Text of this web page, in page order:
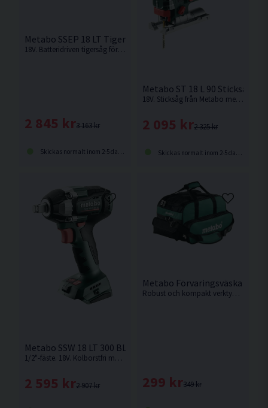
Metabo SSEP 18 LT Tigersåg 18V
18V. Batteridriven tigersåg för universell användning med vinklat Softgrip-handtag för hög arbetskomfort. Levereras utan batteri och laddare.
3 163 kr
2 845 kr
Skickas normalt inom 2-5 dagar
Metabo ST 18 L 90 Sticksåg 18V
18V. Sticksåg från Metabo med sågkapacitet upp till 90mm och verktygslöst byte av blad
2 325 kr
2 095 kr
Skickas normalt inom 2-5 dagar
Metabo SSW 18 LT 300 BL Mutterdragare 18V
1/2"-fäste. 18V. Kolborstfri mutterdragare från Metabo med ett lossningsmoment på
2 907 kr
2 595 kr
Metabo Förvaringsväska 33L
Robust och kompakt verktygsväska från Metabo.
349 kr
299 kr